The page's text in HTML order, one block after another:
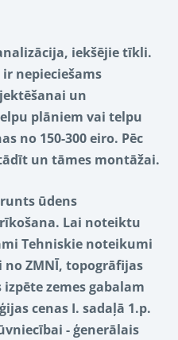
iekšējie tīkli.
nepieciešams
un
plāniem vai telpu
no 150-300 eiro. Pēc
un tāmes montāžai.
ūdens
Lai noteiktu
Tehniskie noteikumi
ZMNĪ, topogrāfijas
zemes gabalam
cenas I. sadaļā 1.p.
- ģenerālais